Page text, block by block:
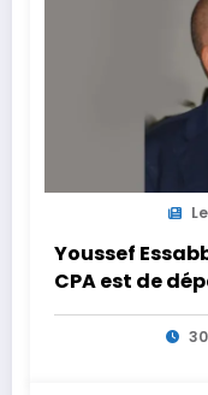
Youssef
CPA est de
traditionnels
formation en